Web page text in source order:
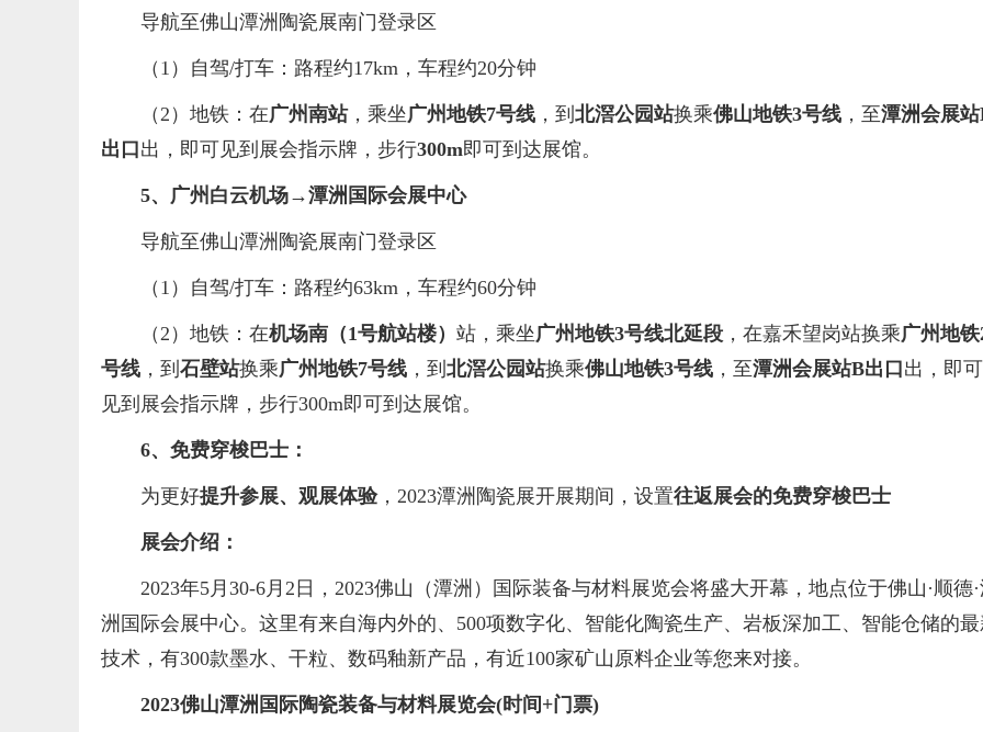
导航至佛山潭洲陶瓷展南门登录区
（1）自驾/打车：路程约17km，车程约20分钟
（2）地铁：在广州南站，乘坐广州地铁7号线 ，到 北滘公园站换乘佛山地铁3号线 ，至潭洲会展
出口出，即可见到展会指示牌，步行300m即可到达展馆。
5、广州白云机场→潭洲国际会展中心
导航至佛山潭洲陶瓷展南门登录区
（1）自驾/打车：路程约63km，车程约60分钟
（2）地铁：在机场南（1号航站楼） 站，乘坐广州地铁3号线北延段 ，在嘉禾望岗站换乘广州地铁
号线 ，到 石壁站换乘广州地铁7号线 ，到 北滘公园站换乘佛山地铁3号线 ，至潭洲会展站B出口出，即可
见到展会指示牌，步行300m即可到达展馆。
6、 免费穿梭巴士：
为更好提升参展、观展体验，2023潭洲陶瓷展开展期间，设置往返展会的免费穿梭巴士
展会介绍：
2023年5月30-6月2日，2023佛山（潭洲）国际装备与材料展览会将盛大开幕，地点位于佛山·顺德
洲国际会展中心。这里有来自海内外的、500项数字化、智能化陶瓷生产、岩板深加工、智能仓储的
技术，有300款墨水、干粒、数码釉新产品，有近100家矿山原料企业等您来对接。
2023佛山潭洲国际陶瓷装备与材料展览会(时间+门票)